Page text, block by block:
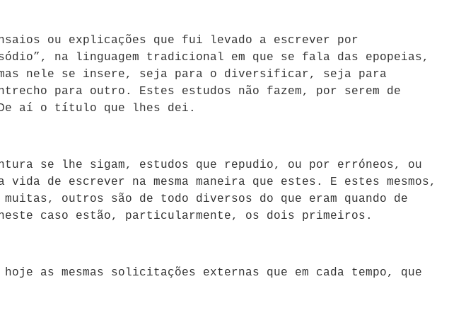
ou explicações que fui levado a escrever por
na linguagem tradicional em que se fala das epopeias,
nele se insere, seja para o diversificar, seja para
para outro. Estes estudos não fazem, por serem de
aí o título que lhes dei.
se lhe sigam, estudos que repudio, ou por erróneos, ou
de escrever na mesma maneira que estes. E estes mesmos,
outros são de todo diversos do que eram quando de
caso estão, particularmente, os dois primeiros.
as mesmas solicitações externas que em cada tempo, que